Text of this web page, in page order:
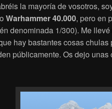
la mayoría de vosotros,
Warhammer 40.000, pero en
denominada 1/300). Me
hay bastantes cosas
públicamente. Os dejo